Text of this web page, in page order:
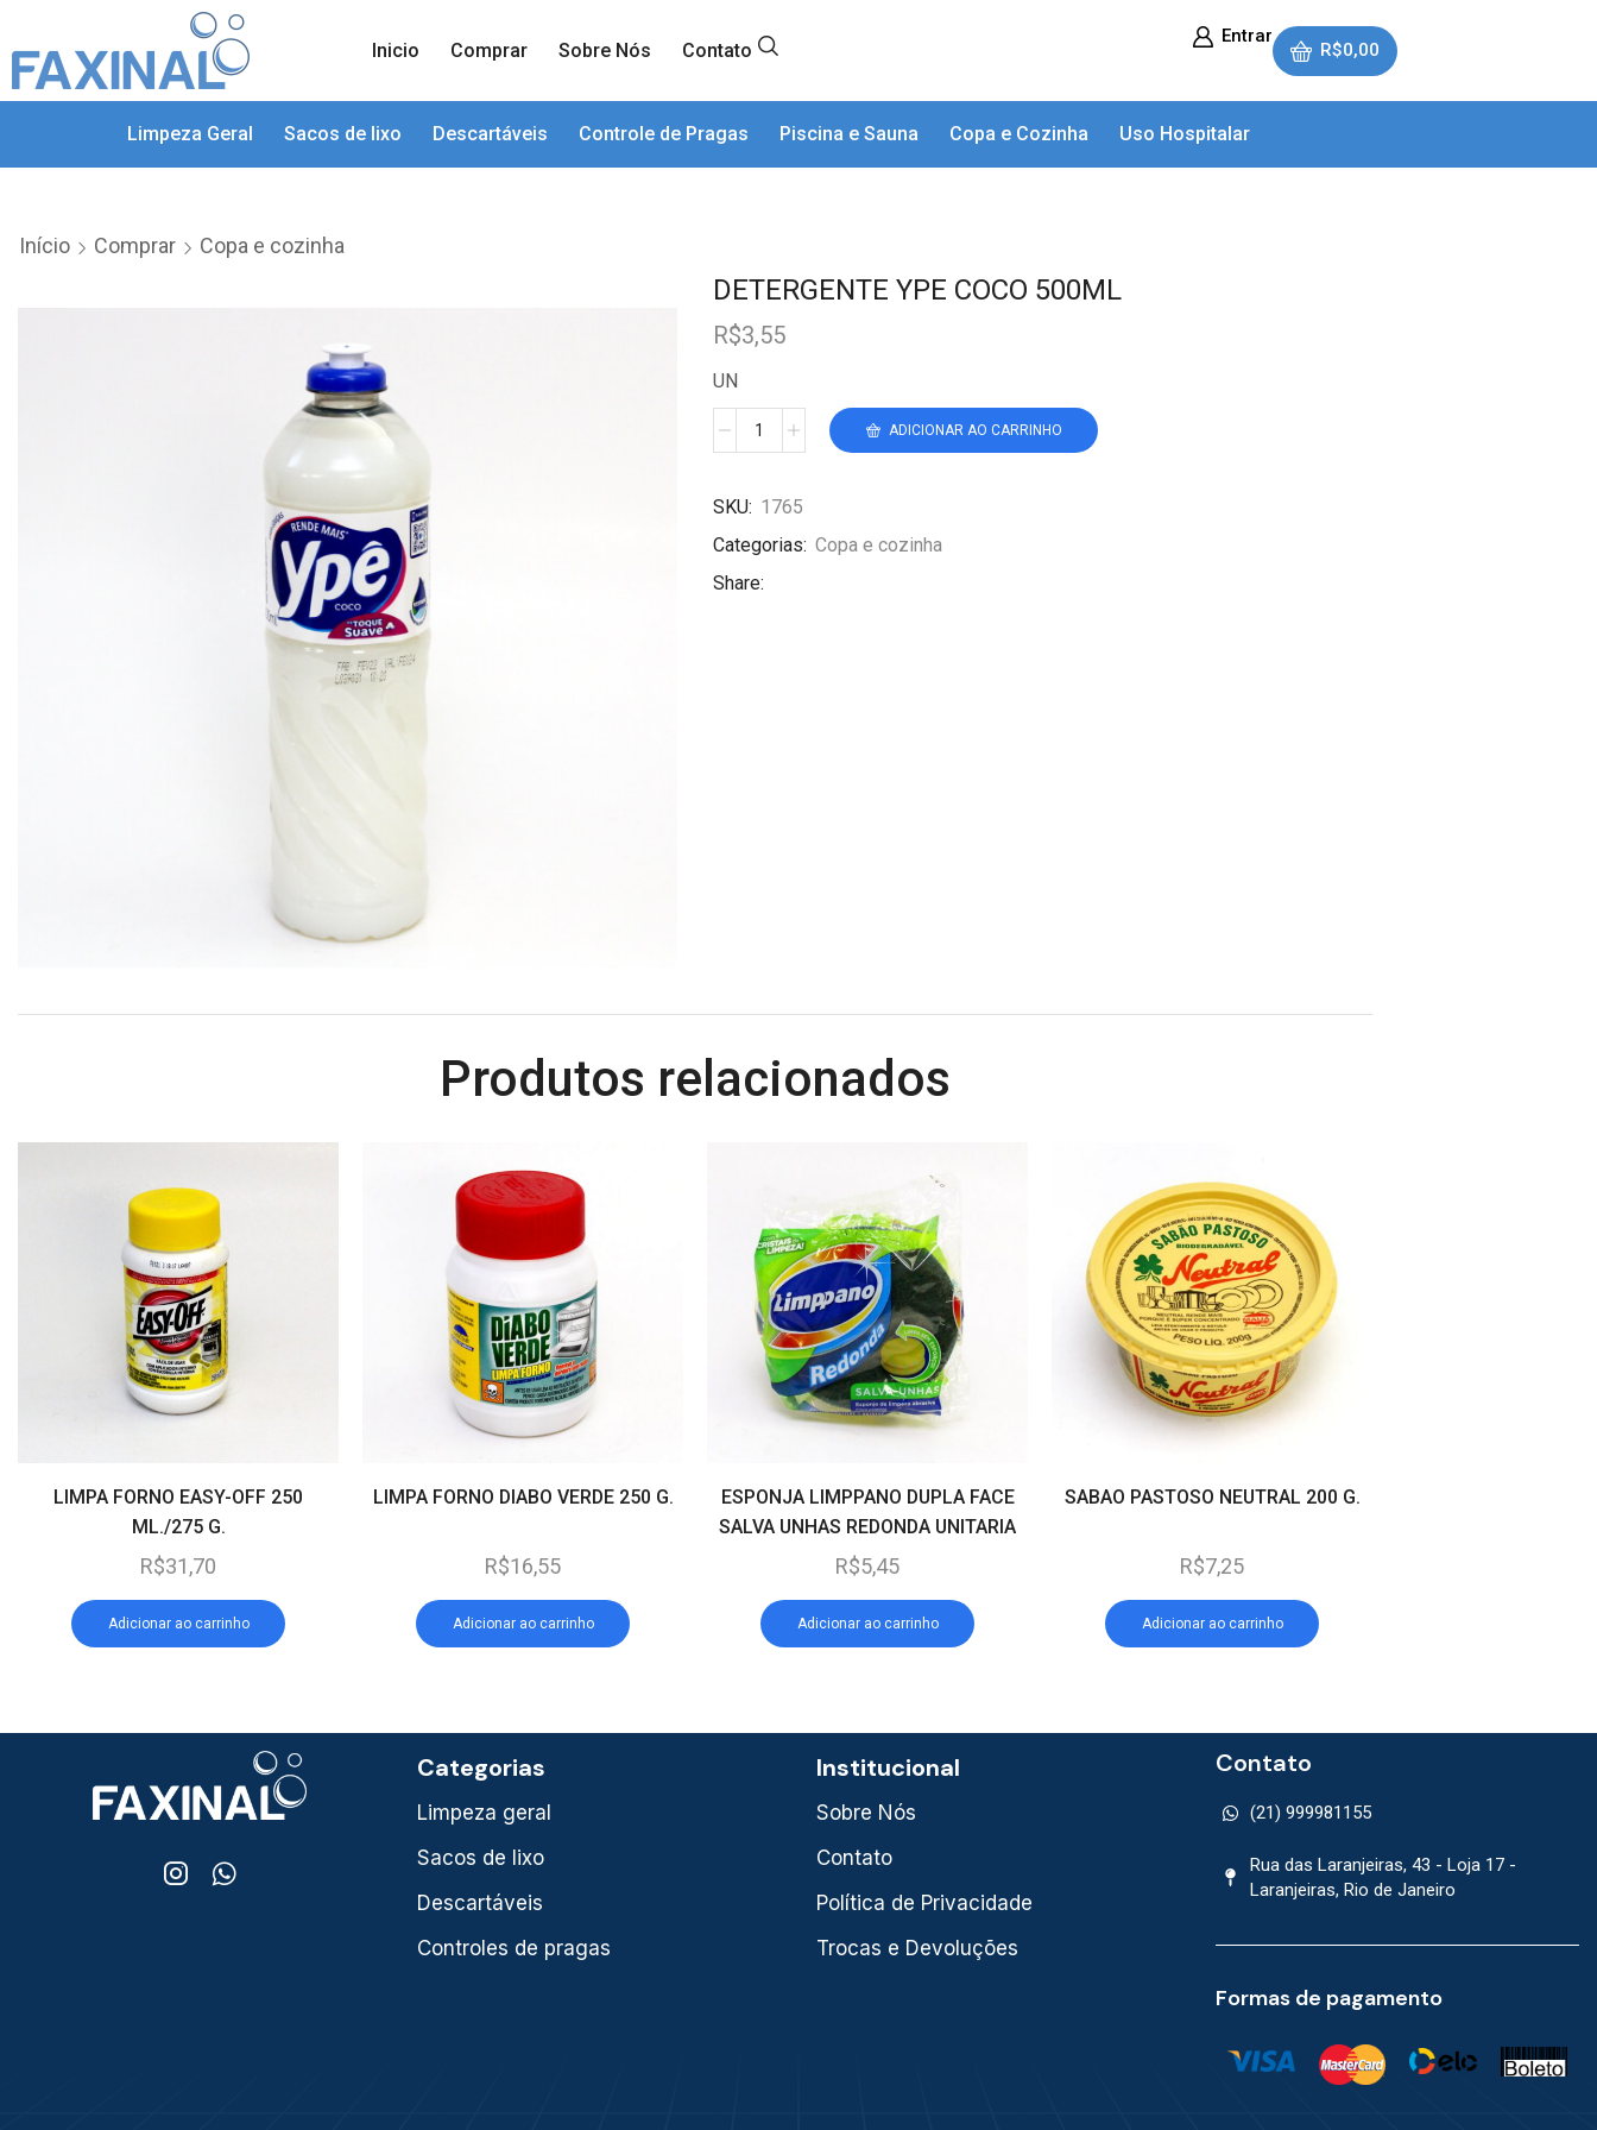
Inicio Comprar Sobre Nós Contato
Entrar
R$0,00
Limpeza Geral Sacos de lixo Descartáveis Controle de Pragas Piscina e Sauna Copa e Cozinha Uso Hospitalar
Início Comprar Copa e cozinha
DETERGENTE YPE COCO 500ML
R$3,55
UN
ADICIONAR AO CARRINHO
SKU: 1765
Categorias: Copa e cozinha
Share:
Produtos relacionados
LIMPA FORNO EASY-OFF 250
ML./275 G.
R$31,70
Adicionar ao carrinho
LIMPA FORNO DIABO VERDE 250 G.
R$16,55
Adicionar ao carrinho
ESPONJA LIMPPANO DUPLA FACE
SALVA UNHAS REDONDA UNITARIA
R$5,45
Adicionar ao carrinho
SABAO PASTOSO NEUTRAL 200 G.
R$7,25
Adicionar ao carrinho
Categorias
Limpeza geral
Sacos de lixo
Descartáveis
Controles de pragas
Institucional
Sobre Nós
Contato
Política de Privacidade
Trocas e Devoluções
Contato
(21) 999981155
Rua das Laranjeiras, 43 - Loja 17 -
Laranjeiras, Rio de Janeiro
Formas de pagamento